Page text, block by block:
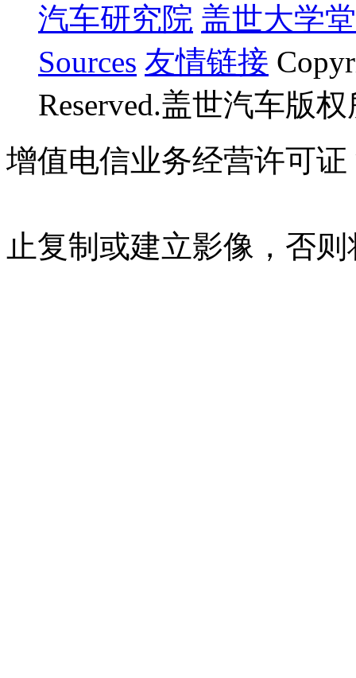
汽车研究院 盖世大学堂
Sources 友情链接
Reserved.盖世汽车版
增值电信业务经营许可证
止复制或建立影像，否